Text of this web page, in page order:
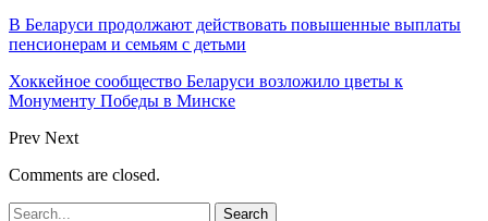
В Беларуси продолжают действовать повышенные выплаты
пенсионерам и семьям с детьми
Хоккейное сообщество Беларуси возложило цветы к
Монументу Победы в Минске
Prev Next
Comments are closed.